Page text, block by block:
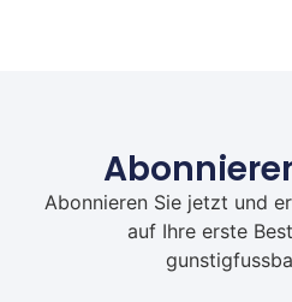
Abonnieren Sie jetzt und
auf Ihre erste